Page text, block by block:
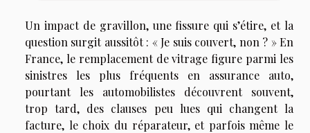
Un impact de gravillon, une fissure qui s’étire, et la
question surgit aussitôt : « Je suis couvert, non ? » En
France, le remplacement de vitrage figure parmi les
sinistres les plus fréquents en assurance auto,
pourtant les automobilistes découvrent souvent,
trop tard, des clauses peu lues qui changent la
facture, le choix du réparateur, et parfois même le